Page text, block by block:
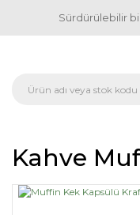
Sürdürülebilir
Kahve